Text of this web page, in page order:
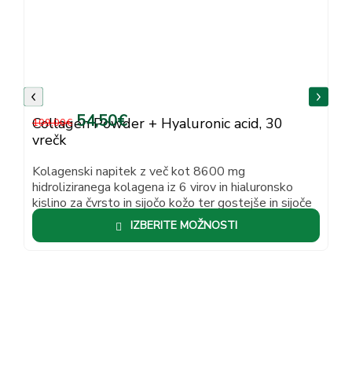
Collagen Powder + Hyaluronic acid, 30
vrečk
Kolagenski napitek z več kot 8600 mg
hidroliziranega kolagena iz 6 virov in hialuronsko
kislino za čvrsto in sijočo kožo ter gostejše in sijoče
lase.
109,00€ 54,50€
IZBERITE MOŽNOSTI